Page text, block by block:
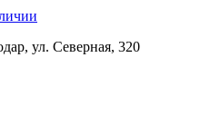
ул. Северная, 320